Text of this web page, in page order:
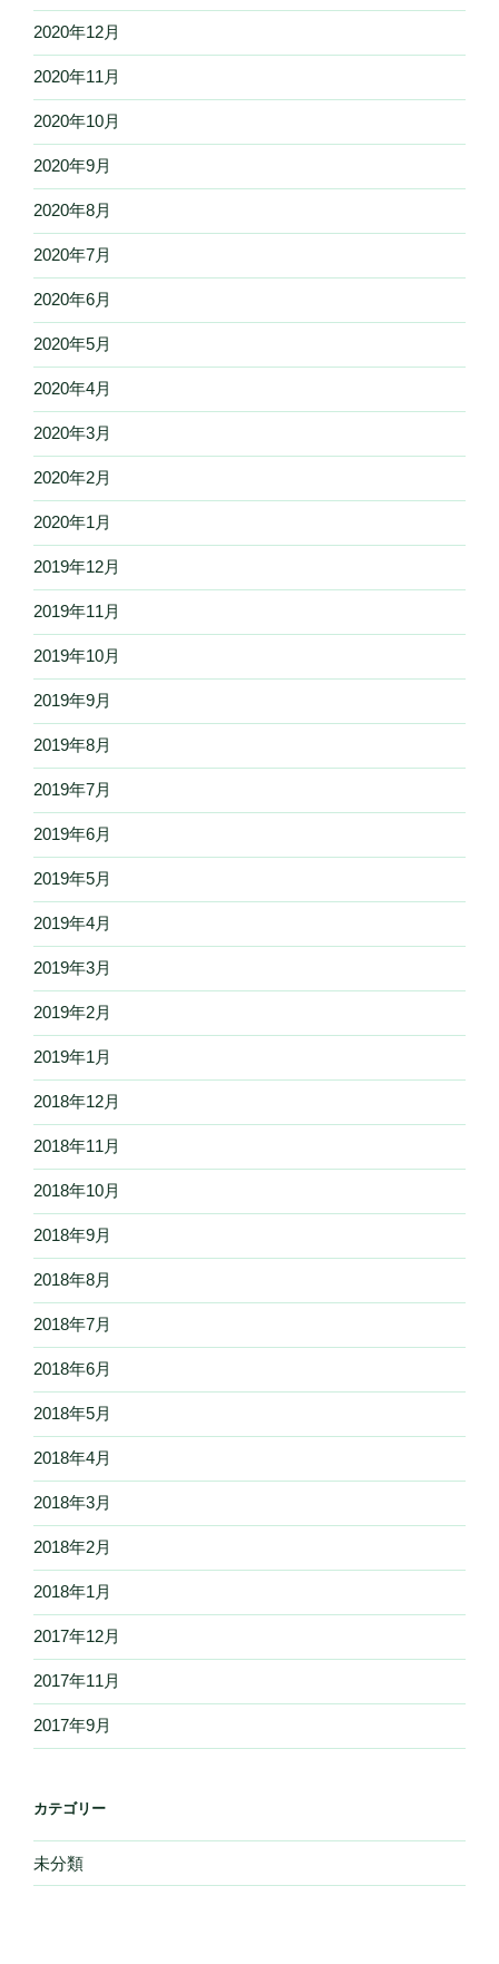
2020年12月
2020年11月
2020年10月
2020年9月
2020年8月
2020年7月
2020年6月
2020年5月
2020年4月
2020年3月
2020年2月
2020年1月
2019年12月
2019年11月
2019年10月
2019年9月
2019年8月
2019年7月
2019年6月
2019年5月
2019年4月
2019年3月
2019年2月
2019年1月
2018年12月
2018年11月
2018年10月
2018年9月
2018年8月
2018年7月
2018年6月
2018年5月
2018年4月
2018年3月
2018年2月
2018年1月
2017年12月
2017年11月
2017年9月
カテゴリー
未分類